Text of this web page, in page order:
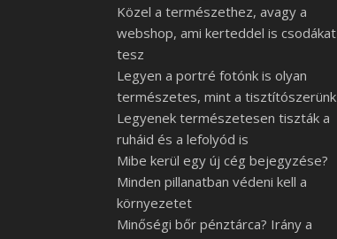
Közel a természethez, avagy a
webshop, ami kerteddel is csodákat
tesz
Legyen a portré fotónk is olyan
természetes, mint a tisztítószerünk
Legyenek természetesen tiszták a
ruháid és a lefolyód is
Mibe kerül egy új cég bejegyzése?
Minden pillanatban védeni kell a
környezetet
Minőségi bőr pénztárca? Irány a